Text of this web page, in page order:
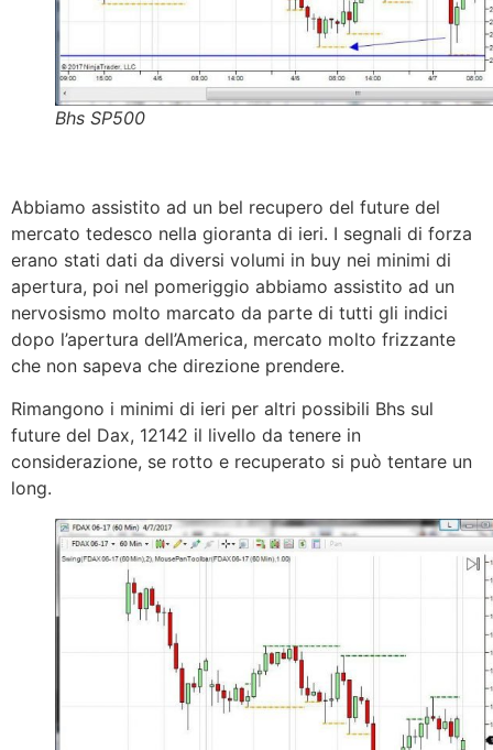
Bhs SP500
Abbiamo assistito ad un bel recupero del future del
mercato tedesco nella gioranta di ieri. I segnali di forza
erano stati dati da diversi volumi in buy nei minimi di
apertura, poi nel pomeriggio abbiamo assistito ad un
nervosismo molto marcato da parte di tutti gli indici
dopo l’apertura dell’America, mercato molto frizzante
che non sapeva che direzione prendere.
Rimangono i minimi di ieri per altri possibili Bhs sul
future del Dax, 12142 il livello da tenere in
considerazione, se rotto e recuperato si può tentare un
long.